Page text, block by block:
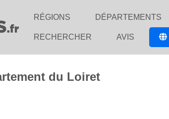
RÉGIONS DÉPARTEMENTS
RECHERCHER AVIS
du Loiret